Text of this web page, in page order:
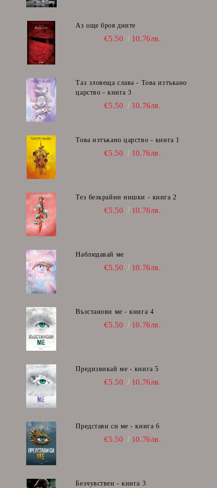
Аз още броя дните
€5.50 10.76лв.
Таз зловеща слава - Това изтъкано
царство - книга 3
€5.50 10.76лв.
Това изтъкано царство - книга 1
€5.50 10.76лв.
Тез безкрайни нишки - книга 2
€5.50 10.76лв.
Наблюдавай ме
€5.50 10.76лв.
Възстанови ме - книга 4
€5.50 10.76лв.
Предизвикай ме - книга 5
€5.50 10.76лв.
Представи си ме - книга 6
€5.50 10.76лв.
Безчувствен - книга 3